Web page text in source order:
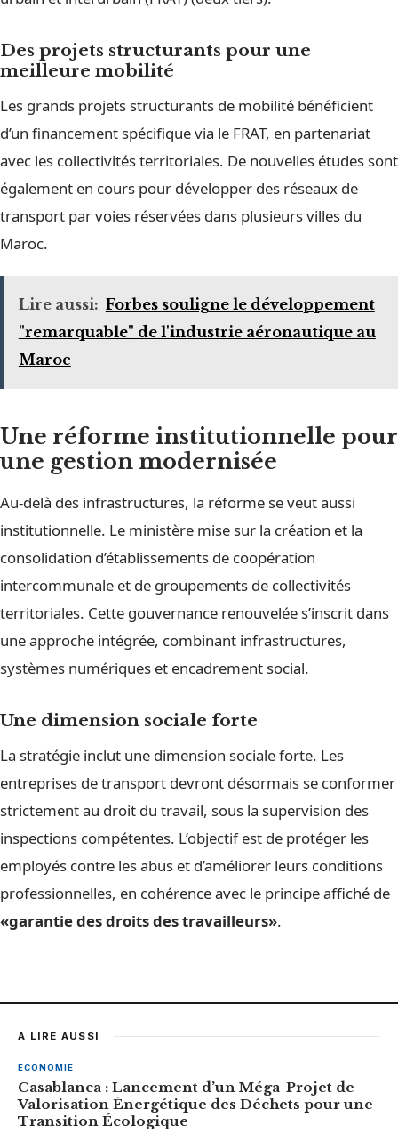
Des projets structurants pour une
meilleure mobilité
Les grands projets structurants de mobilité bénéficient
d’un financement spécifique via le FRAT, en partenariat
avec les collectivités territoriales. De nouvelles études sont
également en cours pour développer des réseaux de
transport par voies réservées dans plusieurs villes du
Maroc.
Lire aussi: Forbes souligne le développement
"remarquable" de l'industrie aéronautique au
Maroc
Une réforme institutionnelle pour
une gestion modernisée
Au-delà des infrastructures, la réforme se veut aussi
institutionnelle. Le ministère mise sur la création et la
consolidation d’établissements de coopération
intercommunale et de groupements de collectivités
territoriales. Cette gouvernance renouvelée s’inscrit dans
une approche intégrée, combinant infrastructures,
systèmes numériques et encadrement social.
Une dimension sociale forte
La stratégie inclut une dimension sociale forte. Les
entreprises de transport devront désormais se conformer
strictement au droit du travail, sous la supervision des
inspections compétentes. L’objectif est de protéger les
employés contre les abus et d’améliorer leurs conditions
professionnelles, en cohérence avec le principe affiché de
«garantie des droits des travailleurs».
A LIRE AUSSI
ECONOMIE
Casablanca : Lancement d’un Méga-Projet de
Valorisation Énergétique des Déchets pour une
Transition Écologique